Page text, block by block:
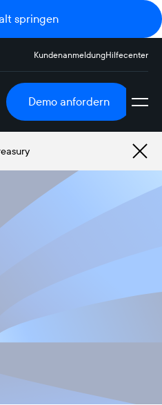
springen
KundenanmeldungHilfecenter
Demo anfordern